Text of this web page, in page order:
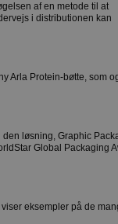
af en metode til at
i distributionen kan
Arla Protein-bøtte, som
den løsning, Graphic
Global Packaging
eksempler på de